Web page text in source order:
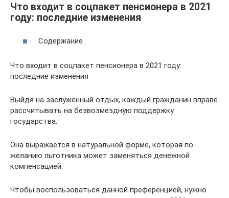
Что входит в соцпакет пенсионера в 2021
году: последние изменения
Содержание
Что входит в соцпакет пенсионера в 2021 году:
последние изменения
Выйдя на заслуженный отдых, каждый гражданин вправе
рассчитывать на безвозмездную поддержку
государства.
Она выражается в натуральной форме, которая по
желанию льготника может заменяться денежной
компенсацией.
Чтобы воспользоваться данной преференцией, нужно